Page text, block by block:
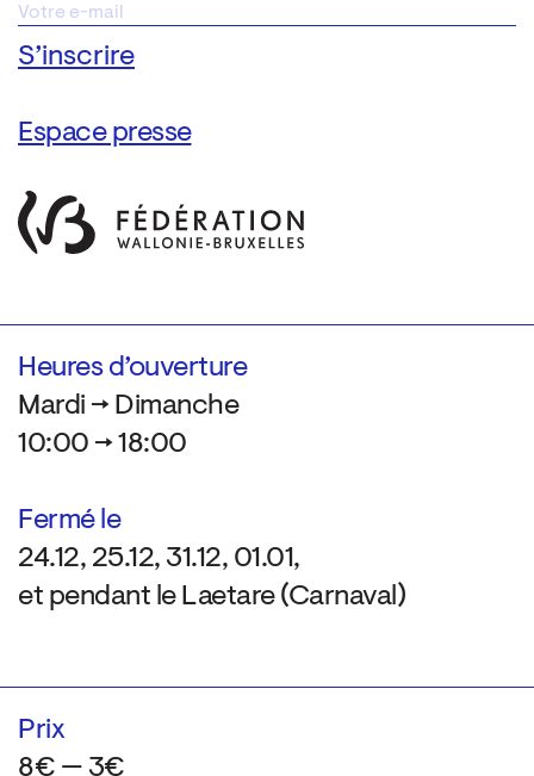
Espace presse
Heures d’ouverture
Mardi → Dimanche
10:00 → 18:00
Fermé le
24.12, 25.12, 31.12, 01.01,
et pendant le Laetare (Carnaval)
Prix
8€ — 3€